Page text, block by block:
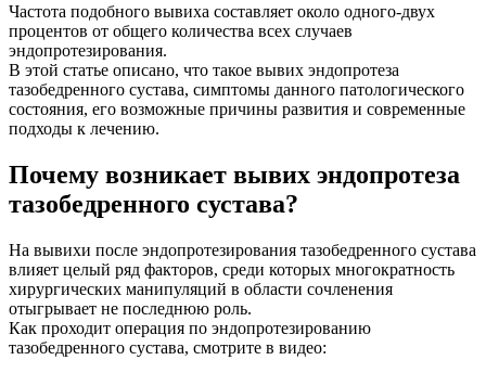
Частота подобного вывиха составляет около одного-двух
процентов от общего количества всех случаев
эндопротезирования.
В этой статье описано, что такое вывих эндопротеза
тазобедренного сустава, симптомы данного патологического
состояния, его возможные причины развития и современные
подходы к лечению.
Почему возникает вывих эндопротеза
тазобедренного сустава?
На вывихи после эндопротезирования тазобедренного сустава
влияет целый ряд факторов, среди которых многократность
хирургических манипуляций в области сочленения
отыгрывает не последнюю роль.
Как проходит операция по эндопротезированию
тазобедренного сустава, смотрите в видео: